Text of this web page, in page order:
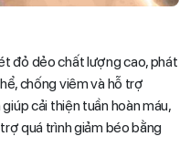
đỏ dẻo chất lượng cao, phát
chống viêm và hỗ trợ
cải thiện tuần hoàn máu,
quá trình giảm béo bằng